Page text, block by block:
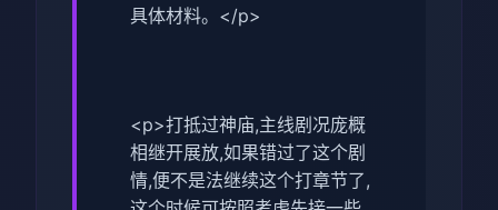
具体材料。</p>
<p>打抵过神庙,主线剧况庞概
相继开展放,如果错过了这个剧
情,便不是法继续这个打章节了,